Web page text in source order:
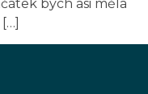
bych asi měla